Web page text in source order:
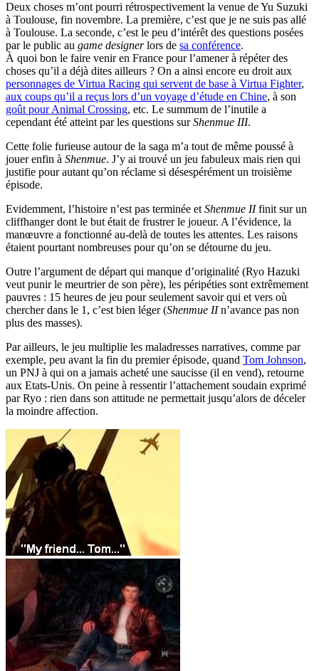
Deux choses m’ont pourri rétrospectivement la venue de Yu Suzuki
à Toulouse, fin novembre. La première, c’est que je ne suis pas allé
à Toulouse. La seconde, c’est le peu d’intérêt des questions posées
par le public au game designerlors de sa conférence.
À quoi bon le faire venir en France pour l’amener à répéter des
choses qu’il a déjà dites ailleurs ? On a ainsi encore eu droit aux
personnages de Virtua Racing qui servent de base à Virtua Fighter,
aux coups qu’il a reçus lors d’un voyage d’étude en Chine, à son
goût pour Animal Crossing, etc. Le summum de l’inutile a
cependant été atteint par les questions surShenmue III.
Cette folie furieuse autour de la saga m’a tout de même poussé à
jouer enfin à Shenmue. J’y ai trouvé un jeu fabuleux mais rien qui
justifie pour autant qu’on réclame si désespérément un troisième
épisode.
Evidemment, l’histoire n’est pas terminée et Shenmue IIfinit sur un
cliffhanger dont le but était de frustrer le joueur. A l’évidence, la
manœuvre a fonctionné au-delà de toutes les attentes. Les raisons
étaient pourtant nombreuses pour qu’on se détourne du jeu.
Outre l’argument de départ qui manque d’originalité (Ryo Hazuki
veut punir le meurtrier de son père), les péripéties sont extrêmement
pauvres : 15 heures de jeu pour seulement savoir qui et vers où
chercher dans le 1, c’est bien léger (Shenmue IIn’avance pas non
plus des masses).
Par ailleurs, le jeu multiplie les maladresses narratives, comme par
exemple, peu avant la fin du premier épisode, quand Tom Johnson,
un PNJ à qui on a jamais acheté une saucisse (il en vend), retourne
aux Etats-Unis. On peine à ressentir l’attachement soudain exprimé
par Ryo : rien dans son attitude ne permettait jusqu’alors de déceler
la moindre affection.